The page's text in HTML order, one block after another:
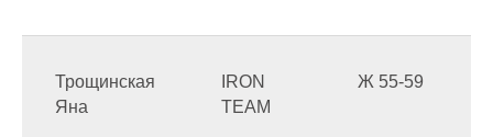
Трощинская
Яна
IRON
TEAM
Ж 55-59